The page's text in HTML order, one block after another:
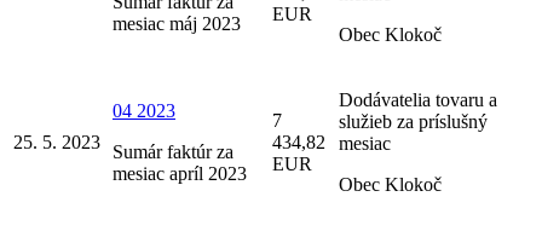
mesiac máj 2023
EUR
Obec Klokoč
25. 5. 2023
04 2023
Sumár faktúr za
mesiac apríl 2023
7
434,82
EUR
Dodávatelia tovaru a
služieb za príslušný
mesiac
Obec Klokoč